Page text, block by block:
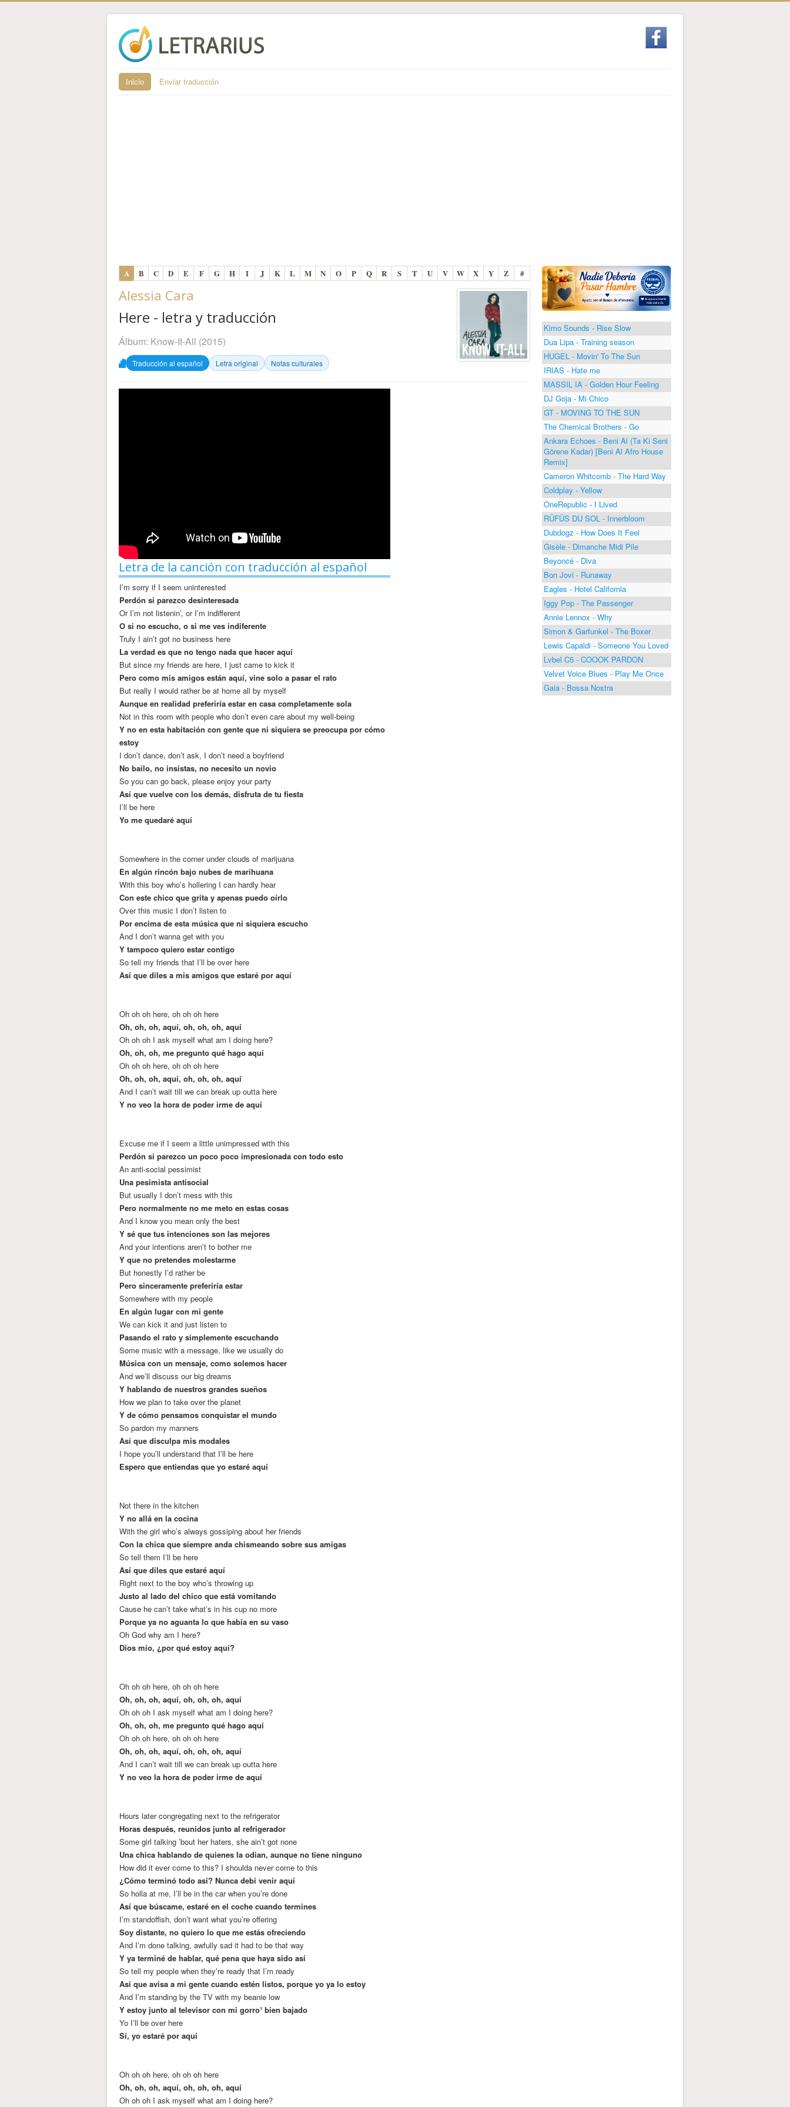
Inicio Enviar traducción
A B C D E F G H I J K L M N O P Q R S T U V W X Y Z #
Alessia Cara
Here - letra y traducción
Álbum: Know-It-All (2015)
Traducción al español Letra original Notas culturales
Letra de la canción con traducción al español
I’m sorry if I seem uninterested
Perdón si parezco desinteresada
Or I’m not listenin’, or I’m indifferent
O si no escucho, o si me ves indiferente
Truly I ain’t got no business here
La verdad es que no tengo nada que hacer aquí
But since my friends are here, I just came to kick it
Pero como mis amigos están aquí, vine solo a pasar el rato
But really I would rather be at home all by myself
Aunque en realidad preferiría estar en casa completamente sola
Not in this room with people who don’t even care about my well-being
Y no en esta habitación con gente que ni siquiera se preocupa por cómo
estoy
I don’t dance, don’t ask, I don’t need a boyfriend
No bailo, no insistas, no necesito un novio
So you can go back, please enjoy your party
Así que vuelve con los demás, disfruta de tu fiesta
I’ll be here
Yo me quedaré aquí
Somewhere in the corner under clouds of marijuana
En algún rincón bajo nubes de marihuana
With this boy who’s hollering I can hardly hear
Con este chico que grita y apenas puedo oírlo
Over this music I don’t listen to
Por encima de esta música que ni siquiera escucho
And I don’t wanna get with you
Y tampoco quiero estar contigo
So tell my friends that I’ll be over here
Así que diles a mis amigos que estaré por aquí
Oh oh oh here, oh oh oh here
Oh, oh, oh, aquí, oh, oh, oh, aquí
Oh oh oh I ask myself what am I doing here?
Oh, oh, oh, me pregunto qué hago aquí
Oh oh oh here, oh oh oh here
Oh, oh, oh, aquí, oh, oh, oh, aquí
And I can’t wait till we can break up outta here
Y no veo la hora de poder irme de aquí
Excuse me if I seem a little unimpressed with this
Perdón si parezco un poco poco impresionada con todo esto
An anti-social pessimist
Una pesimista antisocial
But usually I don’t mess with this
Pero normalmente no me meto en estas cosas
And I know you mean only the best
Y sé que tus intenciones son las mejores
And your intentions aren’t to bother me
Y que no pretendes molestarme
But honestly I’d rather be
Pero sinceramente preferiría estar
Somewhere with my people
En algún lugar con mi gente
We can kick it and just listen to
Pasando el rato y simplemente escuchando
Some music with a message, like we usually do
Música con un mensaje, como solemos hacer
And we’ll discuss our big dreams
Y hablando de nuestros grandes sueños
How we plan to take over the planet
Y de cómo pensamos conquistar el mundo
So pardon my manners
Así que disculpa mis modales
I hope you’ll understand that I’ll be here
Espero que entiendas que yo estaré aquí
Not there in the kitchen
Y no allá en la cocina
With the girl who’s always gossiping about her friends
Con la chica que siempre anda chismeando sobre sus amigas
So tell them I’ll be here
Así que diles que estaré aquí
Right next to the boy who’s throwing up
Justo al lado del chico que está vomitando
Cause he can’t take what’s in his cup no more
Porque ya no aguanta lo que había en su vaso
Oh God why am I here?
Dios mío, ¿por qué estoy aquí?
Oh oh oh here, oh oh oh here
Oh, oh, oh, aquí, oh, oh, oh, aquí
Oh oh oh I ask myself what am I doing here?
Oh, oh, oh, me pregunto qué hago aquí
Oh oh oh here, oh oh oh here
Oh, oh, oh, aquí, oh, oh, oh, aquí
And I can’t wait till we can break up outta here
Y no veo la hora de poder irme de aquí
Hours later congregating next to the refrigerator
Horas después, reunidos junto al refrigerador
Some girl talking ’bout her haters, she ain’t got none
Una chica hablando de quienes la odian, aunque no tiene ninguno
How did it ever come to this? I shoulda never come to this
¿Cómo terminó todo así? Nunca debí venir aquí
So holla at me, I’ll be in the car when you’re done
Así que búscame, estaré en el coche cuando termines
I’m standoffish, don’t want what you’re offering
Soy distante, no quiero lo que me estás ofreciendo
And I’m done talking, awfully sad it had to be that way
Y ya terminé de hablar, qué pena que haya sido así
So tell my people when they’re ready that I’m ready
Así que avisa a mi gente cuando estén listos, porque yo ya lo estoy
And I’m standing by the TV with my beanie low
Y estoy junto al televisor con mi gorro¹ bien bajado
Yo I’ll be over here
Sí, yo estaré por aquí
Oh oh oh here, oh oh oh here
Oh, oh, oh, aquí, oh, oh, oh, aquí
Oh oh oh I ask myself what am I doing here?
Kimo Sounds - Rise Slow
Dua Lipa - Training season
HUGEL - Movin' To The Sun
IRIAS - Hate me
MASSIL IA - Golden Hour Feeling
DJ Goja - Mi Chico
GT - MOVING TO THE SUN
The Chemical Brothers - Go
Ankara Echoes - Beni Al (Ta Ki Seni
Görene Kadar) [Beni Al Afro House
Remix]
Cameron Whitcomb - The Hard Way
Coldplay - Yellow
OneRepublic - I Lived
RÜFÜS DU SOL - Innerbloom
Dubdogz - How Does It Feel
Gisèle - Dimanche Midi Pile
Beyoncé - Diva
Bon Jovi - Runaway
Eagles - Hotel California
Iggy Pop - The Passenger
Annie Lennox - Why
Simon & Garfunkel - The Boxer
Lewis Capaldi - Someone You Loved
Lvbel C5 - COOOK PARDON
Velvet Voice Blues - Play Me Once
Gaia - Bossa Nostra